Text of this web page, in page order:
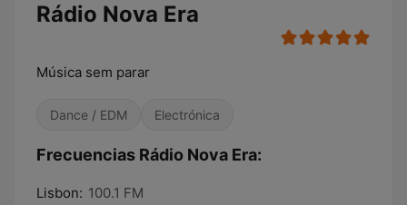
Rádio Nova Era
Música sem parar
Dance / EDM Electrónica
Frecuencias Rádio Nova Era:
Lisbon: 100.1 FM